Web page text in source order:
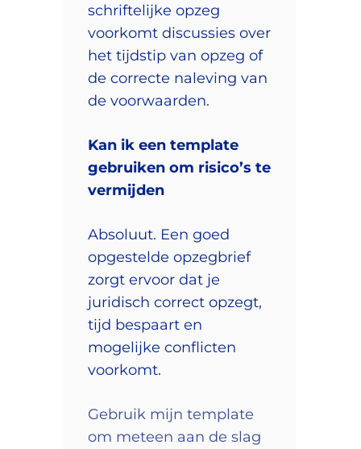
schriftelijke opzeg
voorkomt discussies over
het tijdstip van opzeg of
de correcte naleving van
de voorwaarden.
Kan ik een template
gebruiken om risico’s te
vermijden
Absoluut. Een goed
opgestelde opzegbrief
zorgt ervoor dat je
juridisch correct opzegt,
tijd bespaart en
mogelijke conflicten
voorkomt.
Gebruik mijn template
om meteen aan de slag